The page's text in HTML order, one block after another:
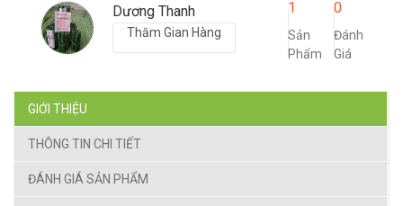
Dương Thanh
Thăm Gian Hàng
1
Sản
Phẩm
0
Đánh
Giá
GIỚI THIỆU
THÔNG TIN CHI TIẾT
ĐÁNH GIÁ SẢN PHẨM